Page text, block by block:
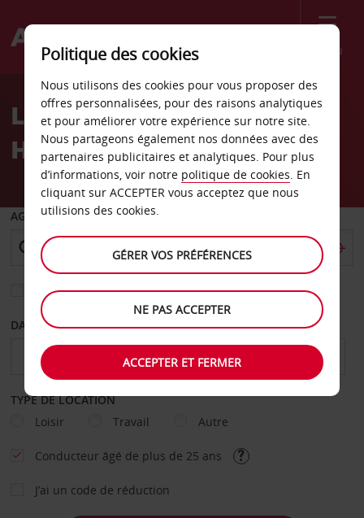
Menu
Welcome
AvisLocation de voiture
Herndon
AGENCE DE DÉPART
Sélectionnez une autre agence de retour
DATE DE DÉPART DATE DE RETOUR
TYPE DE LOCATION
Loisir
Travail Autre
Conducteur âgé de plus de 25 ans
J’ai un code de réduction
Politique des cookies
Nous utilisons des cookies pour vous proposer des
offres personnalisées, pour des raisons analytiques
et pour améliorer votre expérience sur notre site.
Nous partageons également nos données avec des
partenaires publicitaires et analytiques. Pour plus
d’informations, voir notre politique de cookies. En
cliquant sur ACCEPTER vous acceptez que nous
utilisions des cookies.
GÉRER VOS PRÉFÉRENCES
NE PAS ACCEPTER
ACCEPTER ET FERMER